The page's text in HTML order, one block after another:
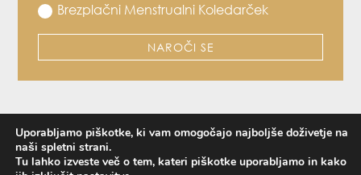
Brezplačni Menstrualni Koledarček
NAROČI SE
Copyright © 2021 – Katja Bubnič
Uporabljamo piškotke, ki vam omogočajo najboljše doživetje na
naši spletni strani.
Tu lahko izveste več o tem, kateri piškotke uporabljamo in kako